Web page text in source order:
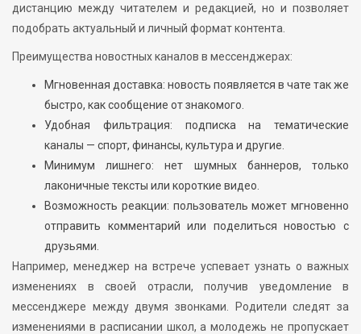
дистанцию между читателем и редакцией, но и позволяет
подобрать актуальный и личный формат контента.
Преимущества новостных каналов в мессенджерах:
Мгновенная доставка: новость появляется в чате так же
быстро, как сообщение от знакомого.
Удобная фильтрация: подписка на тематические
каналы — спорт, финансы, культура и другие.
Минимум лишнего: нет шумных баннеров, только
лаконичные тексты или короткие видео.
Возможность реакции: пользователь может мгновенно
отправить комментарий или поделиться новостью с
друзьями.
Например, менеджер на встрече успевает узнать о важных
изменениях в своей отрасли, получив уведомление в
мессенджере между двумя звонками. Родители следят за
изменениями в расписании школ, а молодежь не пропускает